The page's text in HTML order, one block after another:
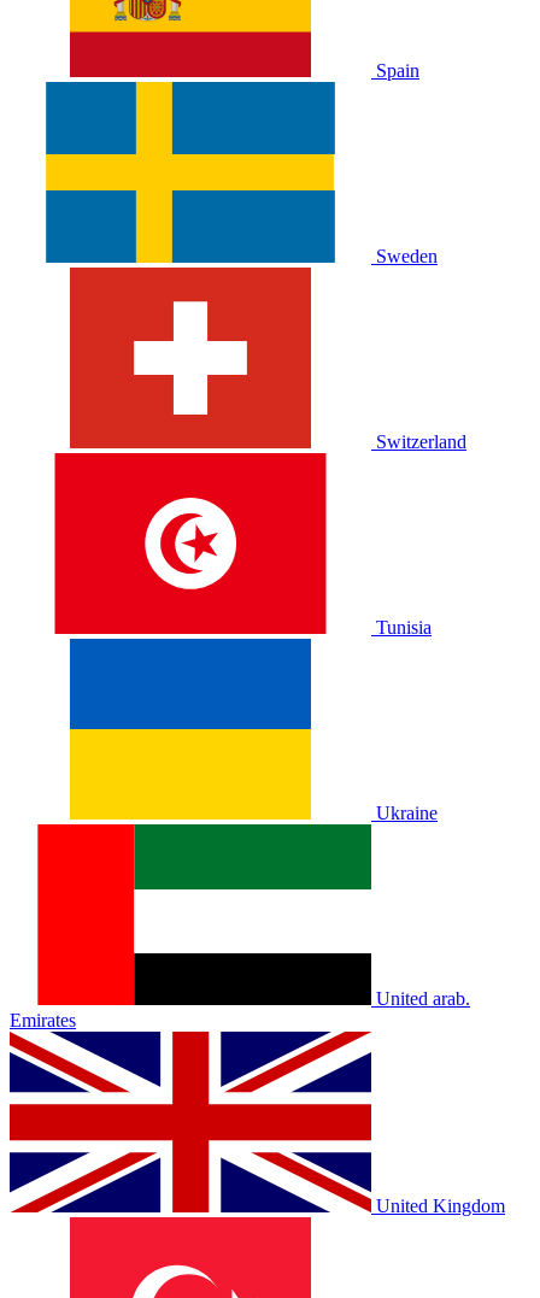
Spain
Sweden
Switzerland
Tunisia
Ukraine
United arab.
Emirates
United Kingdom